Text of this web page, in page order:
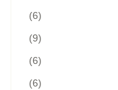
(6)
(9)
(6)
(6)